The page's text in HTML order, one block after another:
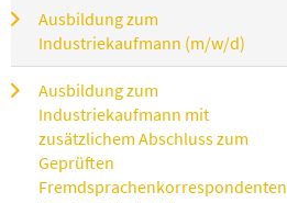
Ausbildung zum
Industriekaufmann (m/w/d)
Ausbildung zum
Industriekaufmann mit
zusätzlichem Abschluss zum
Geprüften
Fremdsprachenkorrespondenten